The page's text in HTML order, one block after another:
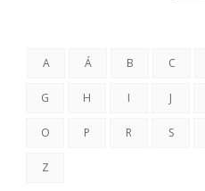
A Á B C
G H I J
O P R S
Z